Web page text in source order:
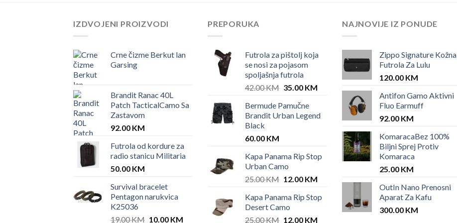
IZDVOJENI PROIZVODI
Crne čizme Berkut lan
Garsing
Brandit Ranac 40L
Patch TacticalCamo Sa
Zastavom
92.00 KM
Futrola od kordure za
radio stanicu Militaria
50.00 KM
Survival bracelet
Pentagon narukvica
K25036
19.00KM Original
10.00 KMCurrent
PREPORUKA
Futrola za pištolj koja
se nosi za pojasom
spoljašnja futrola
42.00KM Original
was:
42.00 KM.
35.00 KMCurrent
35.00 KM.
Bermude Pamučne
Brandit Urban Legend
Black
60.00 KM
Kapa Panama Rip Stop
Urban Camo
25.00KM Original
was:
25.00 KM.
12.00 KMCurrent
is:
12.00 KM.
Kapa Panama Rip Stop
Desert Camo
25.00KM Original
12.00 KMCurrent
NAJNOVIJE IZ PONUDE
Zippo Signature Kožna
Futrola Za Lulu
120.00 KM
Antifon Gamo Aktivni
Fluo Earmuff
92.00 KM
KomaracaBez 100%
Biljni Sprej Protiv
Komaraca
25.00 KM
OutIn Nano Prenosni
Aparat Za Kafu
300.00 KM